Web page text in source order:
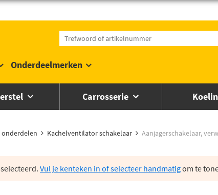
Onderdeelmerken
Carrosserie
Kachelventilator schakelaar Aanjagerschakelaar,
Vul je kenteken in of selecteer handmatigom te